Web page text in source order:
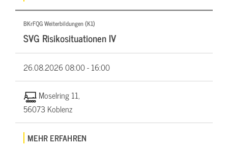
BKrFQG Weiterbildungen (K1)
SVG Risikosituationen IV
26.08.202608:00 - 16:00
Moselring 11,
56073 Koblenz
MEHR ERFAHREN